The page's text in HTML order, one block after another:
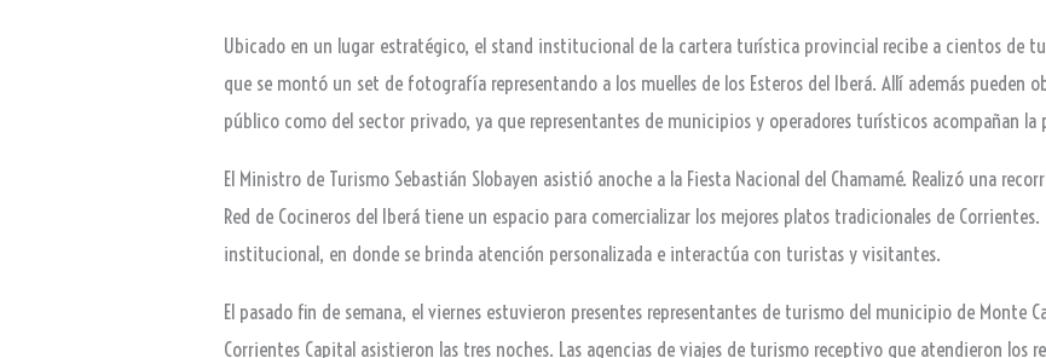
Ubicado en un lugar estratégico, el stand institucional de la cartera turística provincial recibe a cientos de
que se montó un set de fotografía representando a los muelles de los Esteros del Iberá. Allí además
público como del sector privado, ya que representantes de municipios y operadores turísticos acompañan la
El Ministro de Turismo Sebastián Slobayen asistió anoche a la Fiesta Nacional del Chamamé. Realizó una
Red de Cocineros del Iberá tiene un espacio para comercializar los mejores platos tradicionales de
institucional, en donde se brinda atención personalizada e interactúa con turistas y visitantes.
El pasado fin de semana, el viernes estuvieron presentes representantes de turismo del municipio de Monte
Corrientes Capital asistieron las tres noches. Las agencias de viajes de turismo receptivo que atendieron los